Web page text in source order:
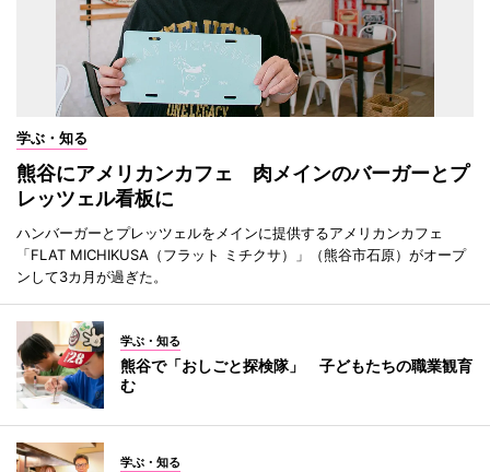
学ぶ・知る
熊谷にアメリカンカフェ 肉メインのバーガーとプ
レッツェル看板に
ハンバーガーとプレッツェルをメインに提供するアメリカンカフェ
「FLAT MICHIKUSA（フラット ミチクサ）」（熊谷市石原）がオープ
ンして3カ月が過ぎた。
学ぶ・知る
熊谷で「おしごと探検隊」 子どもたちの職業観育
む
学ぶ・知る